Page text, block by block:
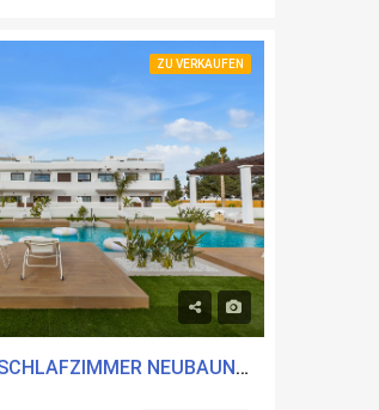
ZU VERKAUFEN
ZU VERKAUFEN 3 SCHLAFZIMMER NEUBAUN-A IN LOS ALCÃ¡ZARES, MURCIA MIT POOL